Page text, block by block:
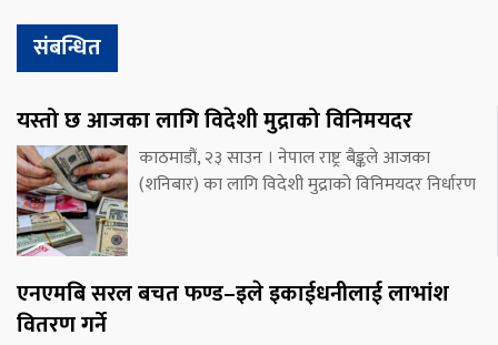
संबन्धित
यस्तो छ आजका लागि विदेशी मुद्राको विनिमयदर
काठमाडौं, २३ साउन । नेपाल राष्ट्र बैङ्कले आजका
(शनिबार) का लागि विदेशी मुद्राको विनिमयदर निर्धारण
एनएमबि सरल बचत फण्ड–इले इकाईधनीलाई लाभांश
वितरण गर्ने